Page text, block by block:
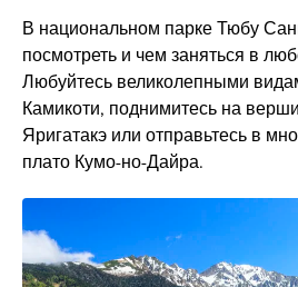
В национальном парке Тюбу
посмотреть и чем заняться в
Любуйтесь великолепными
Камикоти, поднимитесь на
Яригатакэ или отправьтесь в
плато Кумо-но-Дайра.